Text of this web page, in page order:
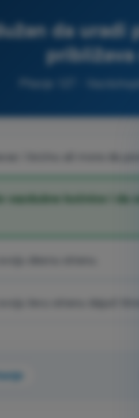
da
Pitanje 127 -
i brzinu ali mora da
vazdušne kočnice i
desnu stranu.
levu stranu dajući